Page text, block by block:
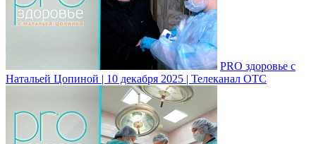
PRO здоровье с
Натальей Цопиной | 10 декабря 2025 | Телеканал ОТС